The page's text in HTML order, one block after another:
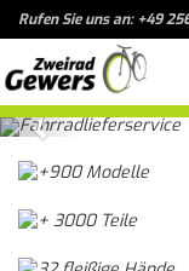
Rufen Sie uns an: +49
Previous